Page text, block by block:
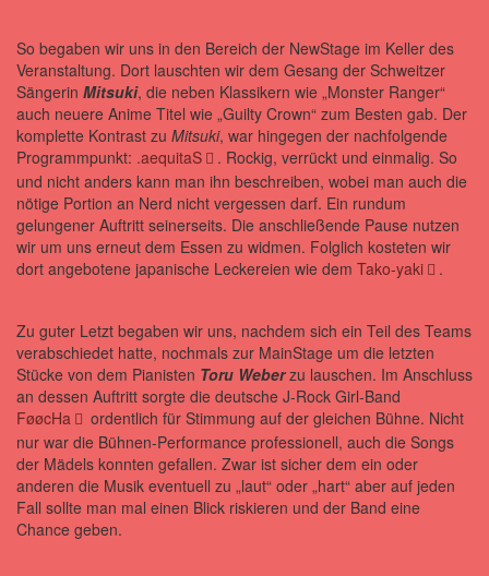
So begaben wir uns in den Bereich der NewStage im Keller des
Veranstaltung. Dort lauschten wir dem Gesang der Schweitzer
Sängerin Mitsuki, die neben Klassikern wie „Monster Ranger“
auch neuere Anime Titel wie „Guilty Crown“ zum Besten gab. Der
komplette Kontrast zu Mitsuki, war hingegen der nachfolgende
Programmpunkt: .aequitaS
. Rockig, verrückt und einmalig. So
und nicht anders kann man ihn beschreiben, wobei man auch die
nötige Portion an Nerd nicht vergessen darf. Ein rundum
gelungener Auftritt seinerseits. Die anschließende Pause nutzen
wir um uns erneut dem Essen zu widmen. Folglich kosteten wir
dort angebotene japanische Leckereien wie dem Tako-yaki .
Zu guter Letzt begaben wir uns, nachdem sich ein Teil des Teams
verabschiedet hatte, nochmals zur MainStage um die letzten
Stücke von dem Pianisten Toru Weberzu lauschen. Im Anschluss
an dessen Auftritt sorgte die deutsche J-Rock Girl-Band
FøøcHa
ordentlich für Stimmung auf der gleichen Bühne. Nicht
nur war die Bühnen-Performance professionell, auch die Songs
der Mädels konnten gefallen. Zwar ist sicher dem ein oder
anderen die Musik eventuell zu „laut“ oder „hart“ aber auf jeden
Fall sollte man mal einen Blick riskieren und der Band eine
Chance geben.